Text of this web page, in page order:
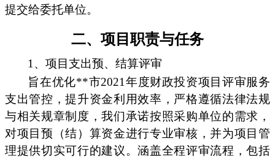
提交给委托单位。
二、项目职责与任务
1、项目支出预、结算评审
旨在优化**市2021年度财政投资项目评审服务
支出管控，提升资金利用效率，严格遵循法律法规
与相关规章制度，我们承诺按照采购单位的需求，
对项目预（结）算资金进行专业审核，并为项目管
理提供切实可行的建议。涵盖全程评审流程，包括